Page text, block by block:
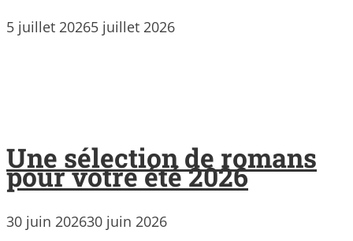
5 juillet 20265 juillet 2026
Une sélection de romans
pour votre été 2026
30 juin 202630 juin 2026